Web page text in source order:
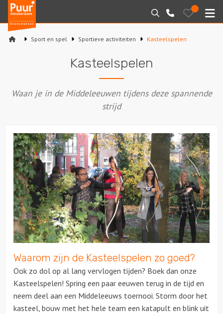
Puur*
Amsterdam
bedrijfsuitjes
Zoeken
020-
6260016
Bewaarde
uitjes
Arrangementen
Varen
Workshops
Rondleidingen
Locaties
Feesten
Over ons
Sport en spel Sportieve activiteiten Kasteelspelen
Kasteelspelen
Waan je in de Middeleeuwen tijdens deze spannende
strijd
Waarom zijn de Kasteelspelen zo goed?
Ook zo dol op al lang vervlogen tijden? Boek dan onze
Kasteelspelen! Spring een paar eeuwen terug in de tijd en
neem deel aan een Middeleeuws toernooi. Storm door het
kasteel, bouw met het hele team een katapult en blink uit